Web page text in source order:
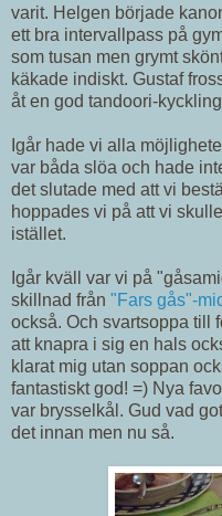
varit. Helgen började
ett bra intervallpass på
som tusan men grymt
käkade indiskt. Gustaf
åt en god tandoori-
Igår hade vi alla
var båda slöa och hade
det slutade med att vi
hoppades vi på att vi
istället.
Igår kväll var vi på
skillnad från "Fars gås"-
också. Och svartsoppa till
att knapra i sig en hals
klarat mig utan soppan
fantastiskt god! =) Nya
var brysselkål. Gud vad
det innan men nu så.